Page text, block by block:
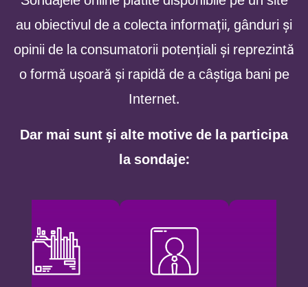
au obiectivul de a colecta informații, gânduri și
opinii de la consumatorii potențiali şi reprezintă
o formă uşoară și rapidă de a câștiga bani pe
Internet.
Dar mai sunt şi alte motive de la participa
la sondaje: